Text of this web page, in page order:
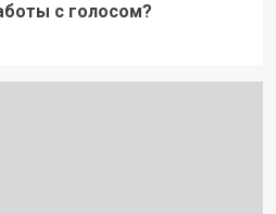
с голосом?